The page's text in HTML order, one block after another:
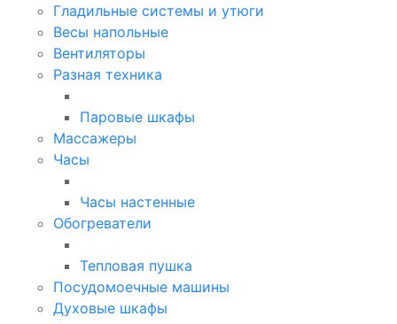
Гладильные системы и утюги
Весы напольные
Вентиляторы
Разная техника
Паровые шкафы
Массажеры
Часы
Часы настенные
Обогреватели
Тепловая пушка
Посудомоечные машины
Духовые шкафы